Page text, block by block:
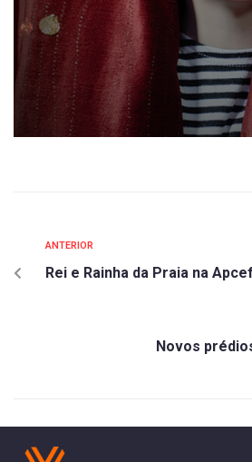
ANTERIOR
Rei e Rainha da Praia na
Novos